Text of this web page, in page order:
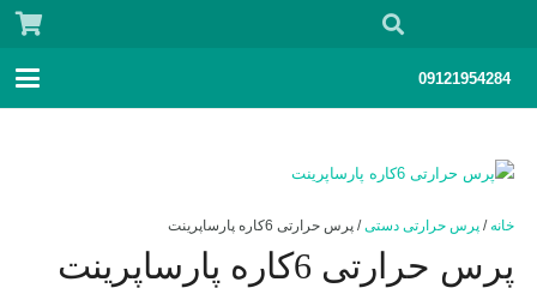
09121954284
خانه /پرس حرارتی دستی / پرس حرارتی 6کاره پارساپرینت
پرس حرارتی 6کاره پارساپرینت